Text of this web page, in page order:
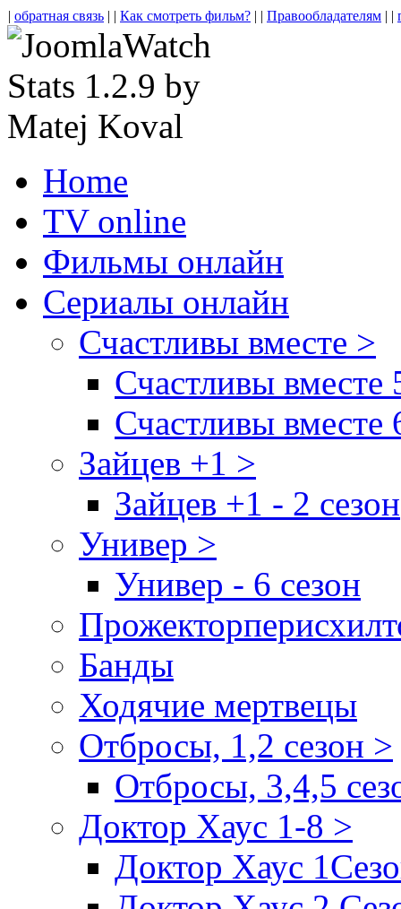
| обратная связь | | Как смотреть фильм? | | Правообладателям | |
Home
TV online
Фильмы онлайн
Сериалы онлайн
Счастливы вместе >
Счастливы вместе
Счастливы вместе
Зайцев +1 >
Зайцев +1 - 2 сезон
Универ >
Универ - 6 сезон
Банды
Ходячие мертвецы
Отбросы, 1,2 сезон >
Отбросы, 3,4,5
Доктор Хаус 1-8 >
Доктор Хаус